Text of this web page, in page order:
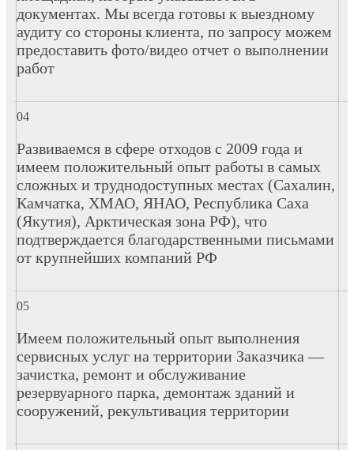
документах. Мы всегда готовы к выездному
аудиту со стороны клиента, по запросу можем
предоставить фото/видео отчет о выполнении
работ
Развиваемся в сфере отходов с 2009 года и
имеем положительный опыт работы в самых
сложных и труднодоступных местах (Сахалин,
Камчатка, ХМАО, ЯНАО, Республика Саха
(Якутия), Арктическая зона РФ), что
подтверждается благодарственными письмами
от крупнейших компаний РФ
Имеем положительный опыт выполнения
сервисных услуг на территории Заказчика —
зачистка, ремонт и обслуживание
резервуарного парка, демонтаж зданий и
сооружений, рекультивация территории